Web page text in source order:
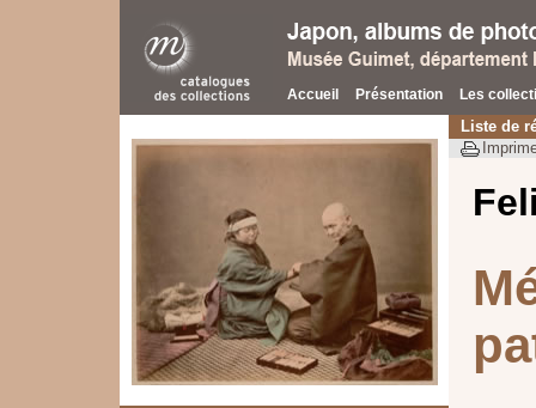
Accueil Présentation Les
Liste de